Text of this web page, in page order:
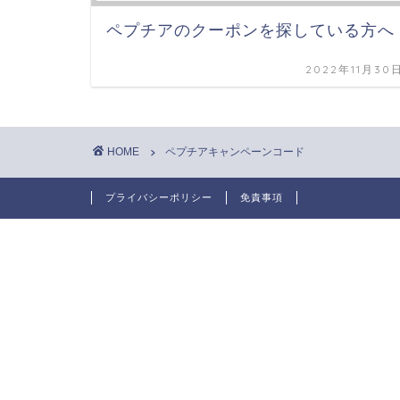
ペプチアのクーポンを探している方へ
2022年11月30
HOME ペプチアキャンペーンコード
プライバシーポリシー 免責事項